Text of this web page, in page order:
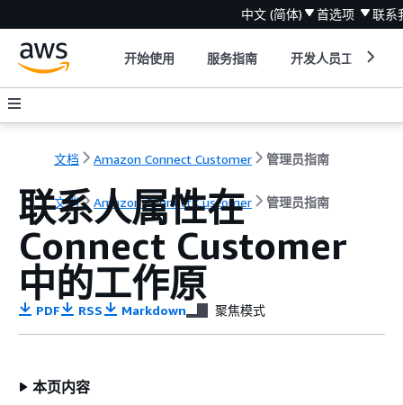
中文 (简体) 首选项 联系
开始使用 服务指南 开发人员工具
文档 Amazon Connect Customer 管理员指南
文档 Amazon Connect Customer 管理员指南
联系人属性在
Connect Customer
中的工作原
PDF RSS Markdown 聚焦模式
本页内容